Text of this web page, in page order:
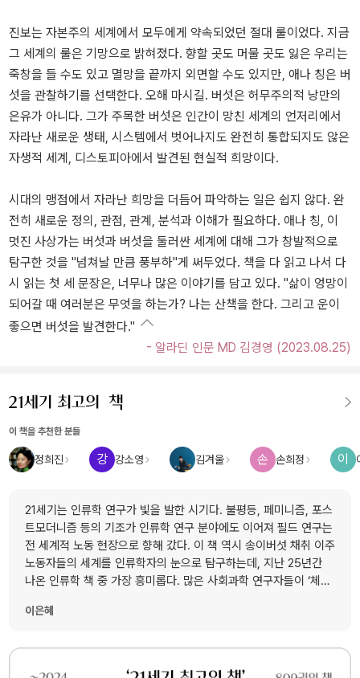
진보는 자본주의 세계에서 모두에게 약속되었던 절대 룰이었다. 지금
그 세계의 룰은 기망으로 밝혀졌다. 향할 곳도 머물 곳도 잃은 우리는
죽창을 들 수도 있고 멸망을 끝까지 외면할 수도 있지만, 애나 칭은 버
섯을 관찰하기를 선택한다. 오해 마시길. 버섯은 허무주의적 낭만의
은유가 아니다. 그가 주목한 버섯은 인간이 망친 세계의 언저리에서
자라난 새로운 생태, 시스템에서 벗어나지도 완전히 통합되지도 않은
자생적 세계, 디스토피아에서 발견된 현실적 희망이다.
시대의 맹점에서 자라난 희망을 더듬어 파악하는 일은 쉽지 않다. 완
전히 새로운 정의, 관점, 관계, 분석과 이해가 필요하다. 애나 칭, 이
멋진 사상가는 버섯과 버섯을 둘러싼 세계에 대해 그가 창발적으로
탐구한 것을 "넘쳐날 만큼 풍부하"게 써두었다. 책을 다 읽고 나서 다
시 읽는 첫 세 문장은, 너무나 많은 이야기를 담고 있다. "삶이 엉망이
되어갈 때 여러분은 무엇을 하는가? 나는 산책을 한다. 그리고 운이
좋으면 버섯을 발견한다."
- 알라딘 인문 MD 김경영 (2023.08.25)
이 책을 추천한 분들
정희진 강 강소영 김겨울 손 손희정 이
21세기는 인류학 연구가 빛을 발한 시기다. 불평등, 페미니즘, 포스
트모더니즘 등의 기조가 인류학 연구 분야에도 이어져 필드 연구는
전 세계적 노동 현장으로 향해 갔다. 이 책 역시 송이버섯 채취 이주
노동자들의 세계를 인류학자의 눈으로 탐구하는데, 지난 25년간
나온 인류학 책 중 가장 흥미롭다. 많은 사회과학 연구자들이 ‘체계’
해 자기 연구의 효용성을 비관하지만, 이 책은 그런 사회과학자들
학의 체계 바깥에 있는 사람들의 언어를 직접 접하며, 중국과 미국
의 숲에서 버섯 향기를 맡으며 자본주의 체제로 가장 깊숙이 들어
이은혜